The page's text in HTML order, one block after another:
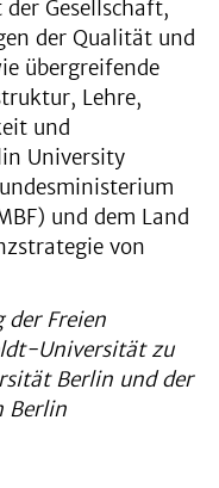
Gesellschaft,
der Qualität und
übergreifende
Lehre,
und
University
und dem Land
von
der Freien
Universität zu
Berlin und der
Berlin